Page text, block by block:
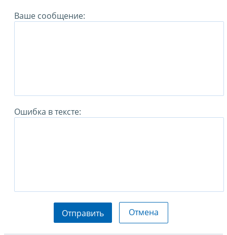
Ваше сообщение:
Ошибка в тексте:
Отправить Отмена